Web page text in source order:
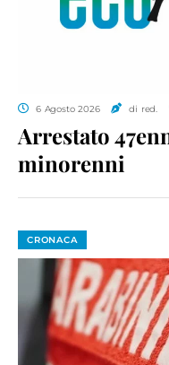
6 Agosto 2026 di red.
Arrestato
minorenni
CRONACA